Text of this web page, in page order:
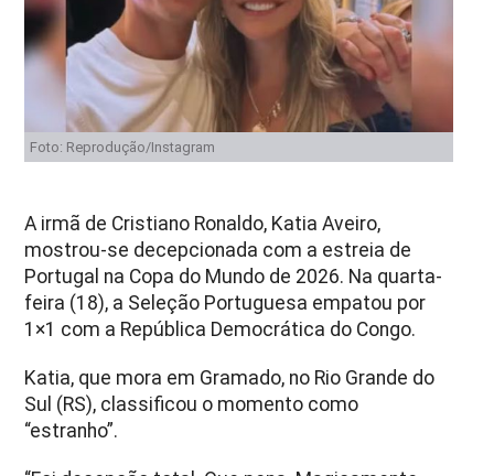
Foto: Reprodução/Instagram
A irmã de Cristiano Ronaldo, Katia Aveiro,
mostrou-se decepcionada com a estreia de
Portugal na Copa do Mundo de 2026. Na quarta-
feira (18), a Seleção Portuguesa empatou por
1×1 com a República Democrática do Congo.
Katia, que mora em Gramado, no Rio Grande do
Sul (RS), classificou o momento como
“estranho”.